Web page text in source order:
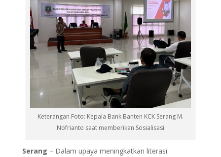
Keterangan Foto: Kepala Bank Banten KCK Serang M.
Nofrianto saat memberikan Sosialisasi
Serang – Dalam upaya meningkatkan literasi